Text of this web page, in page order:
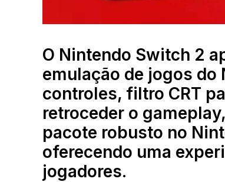
O Nintendo Switch 2
emulação de jogos
controles, filtro CRT
retroceder o
pacote robusto no
oferecendo uma
jogadores.